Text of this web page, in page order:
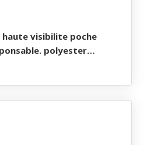
visibilite poche
polyester